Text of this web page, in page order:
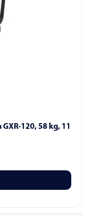
120, 58 kg, 11